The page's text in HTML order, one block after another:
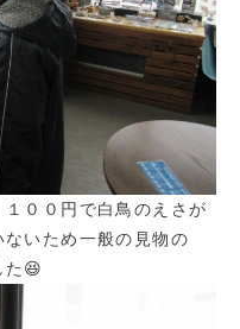
００円で白鳥のえさが
いため一般の見物の
た😆